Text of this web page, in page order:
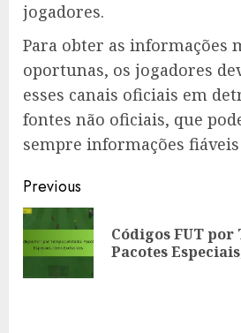
jogadores.
Para obter as informações
oportunas, os jogadores
esses canais oficiais em
fontes não oficiais, que
sempre informações
Post
navigation
Previous
Códigos FUT
Pacotes